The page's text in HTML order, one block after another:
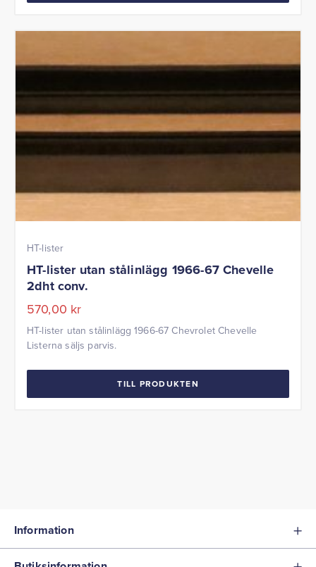
HT-lister
HT-lister utan stålinlägg 1966-67 Chevelle
2dht conv.
570,00 kr
HT-lister utan stålinlägg 1966-67 Chevrolet Chevelle
Listerna säljs parvis.
TILL PRODUKTEN
Information